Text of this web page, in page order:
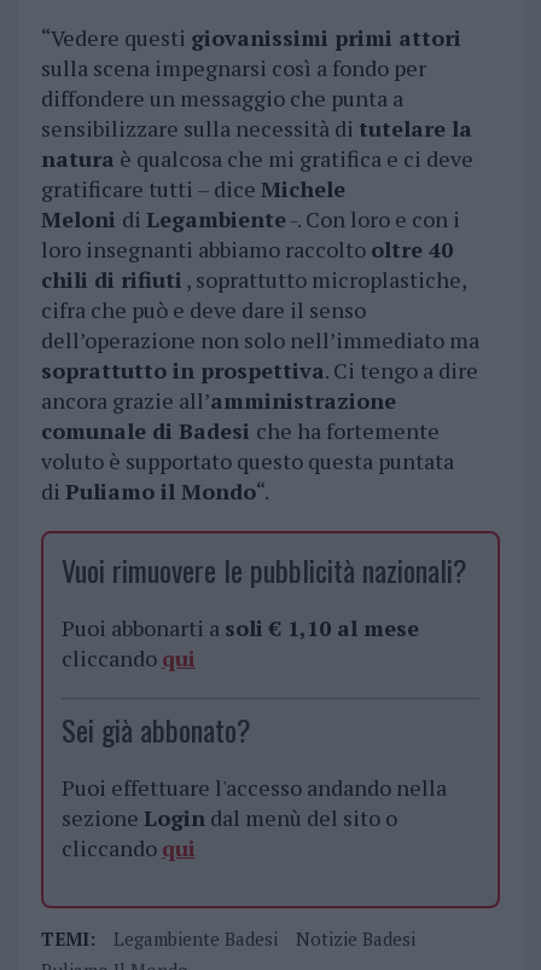
“Vedere questi giovanissimi primi attori
sulla scena impegnarsi così a fondo per
diffondere un messaggio che punta a
sensibilizzare sulla necessità di tutelare la
natura è qualcosa che mi gratifica e ci deve
gratificare tutti – dice Michele
Meloni di Legambiente-. Con loro e con i
loro insegnanti abbiamo raccolto oltre 40
chili di rifiuti , soprattutto microplastiche,
cifra che può e deve dare il senso
dell’operazione non solo nell’immediato ma
soprattutto in prospettiva. Ci tengo a dire
ancora grazie all’amministrazione
comunale di Badesi che ha fortemente
voluto è supportato questo questa puntata
di Puliamo il Mondo“.
Vuoi rimuovere le pubblicità nazionali?
Puoi abbonarti a soli € 1,10 al mese
cliccando qui
Sei già abbonato?
Puoi effettuare l'accesso andando nella
sezione Logindal menù del sito o
cliccando qui
TEMI: Legambiente Badesi
Notizie Badesi